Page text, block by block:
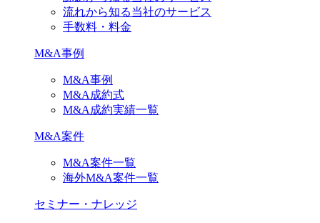
流れから知る当社のサービス
手数料・料金
M&A事例
M&A事例
M&A成約式
M&A成約実績一覧
M&A案件
M&A案件一覧
海外M&A案件一覧
セミナー・ナレッジ